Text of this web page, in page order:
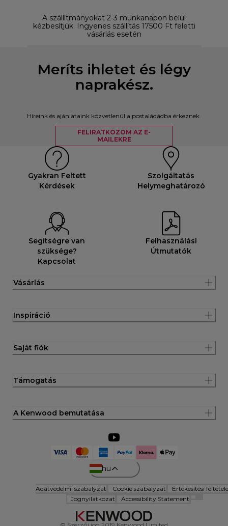
A szállítmányokat 2-3 munkanapon belül
kézbesítjük. Ingyenes szállítás 17500 Ft feletti
vásárlás esetén
Meríts ihletet és légy
naprakész.
Híreink és ajánlataink közvetlenül a postaládádba érkeznek.
FELIRATKOZOM AZ E-
MAILEKRE
Gyakran Feltett
Kérdések
Szolgáltatás
Helymeghatározó
Segítségre van
szüksége?
Kapcsolat
Felhasználási
Útmutatók
Vásárlás
Inspiráció
Saját fiók
Támogatás
A Kenwood bemutatása
hu
Adatvédelmi szabályzat Cookie szabályzat
Értékesítési
Jognyilatkozat
Accessibility Statement